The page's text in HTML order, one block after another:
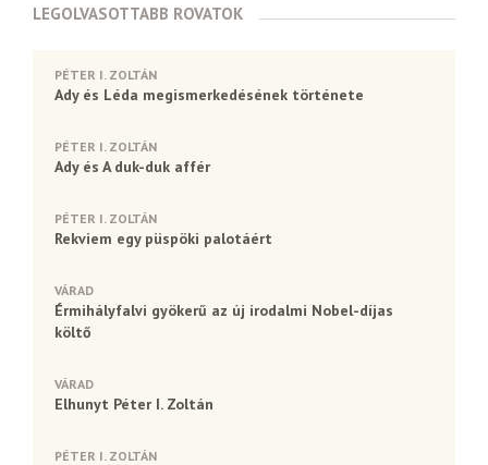
LEGOLVASOTTABB ROVATOK
PÉTER I. ZOLTÁN
Ady és Léda megismerkedésének története
PÉTER I. ZOLTÁN
Ady és A duk-duk affér
PÉTER I. ZOLTÁN
Rekviem egy püspöki palotáért
VÁRAD
Érmihályfalvi gyökerű az új irodalmi Nobel-díjas
költő
VÁRAD
Elhunyt Péter I. Zoltán
PÉTER I. ZOLTÁN